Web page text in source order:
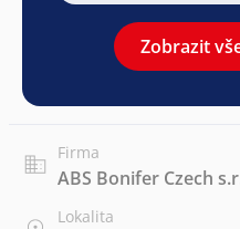
Zobrazit
Firma
ABS Bonifer Czech
Lokalita